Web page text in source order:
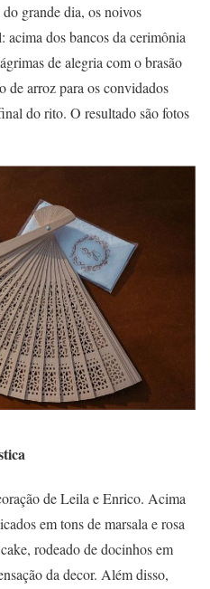
grande dia, os noivos
dos bancos da cerimônia
de alegria com o brasão
de arroz para os convidados
do rito. O resultado são fotos
de Leila e Enrico. Acima
em tons de marsala e rosa
rodeado de docinhos em
da decor. Além disso,